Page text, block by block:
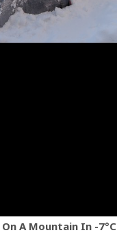
On A Mountain In -7°C